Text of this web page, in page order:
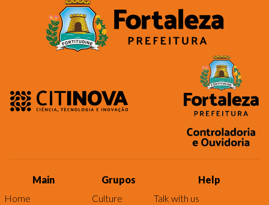
Main
Home
Grupos
Culture
Help
Talk with us